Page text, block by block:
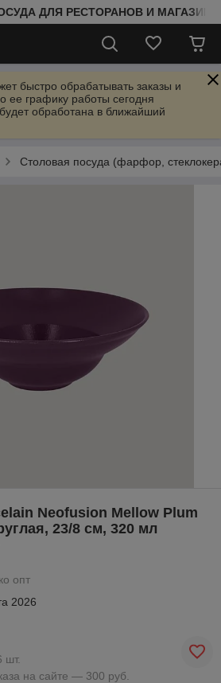
ДЛЯ РЕСТОРАНОВ И
быстро обрабатывать заказы и
ее графику работы сегодня
обработана в ближайший
Столовая посуда (фарфор,
Neofusion Mellow Plum
23/8 см, 320 мл
опт
2026
шт.
на сайте — 300 руб.